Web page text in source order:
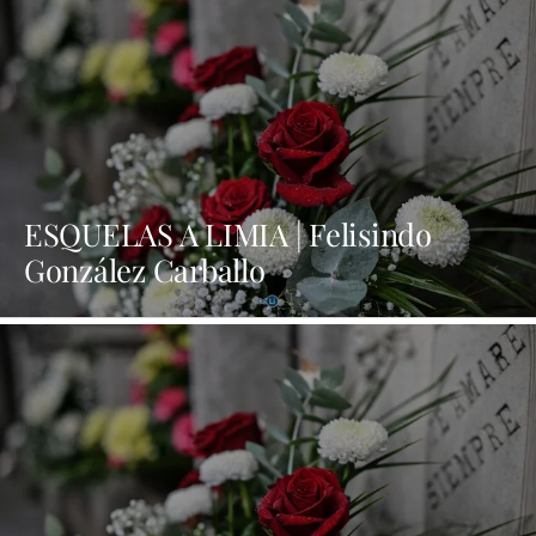
ESQUELAS A LIMIA | Felisindo
González Carballo